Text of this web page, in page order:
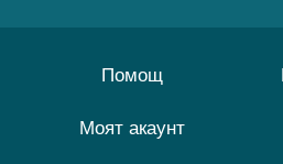
Помощ
Моят акаунт